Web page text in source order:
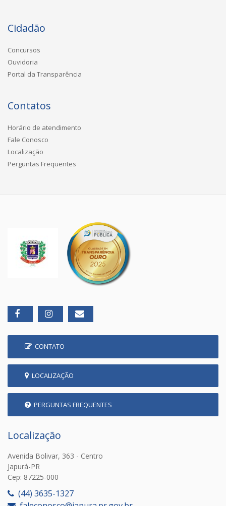
Cidadão
Concursos
Ouvidoria
Portal da Transparência
Contatos
Horário de atendimento
Fale Conosco
Localização
Perguntas Frequentes
CONTATO
LOCALIZAÇÃO
PERGUNTAS FREQUENTES
Localização
Avenida Bolivar, 363 - Centro
Japurá-PR
Cep: 87225-000
(44) 3635-1327